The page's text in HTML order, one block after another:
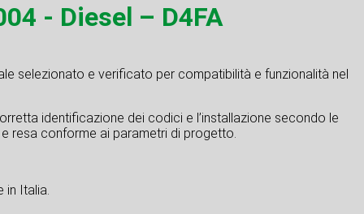
- Diesel – D4FA
selezionato e verificato per compatibilità e funzionalità nel
identificazione dei codici e l’installazione secondo le
resa conforme ai parametri di progetto.
in Italia.